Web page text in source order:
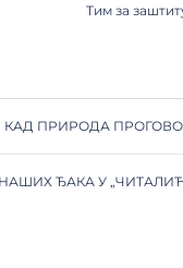
Тим за
КАД ПРИРОДА
ЂАКА У